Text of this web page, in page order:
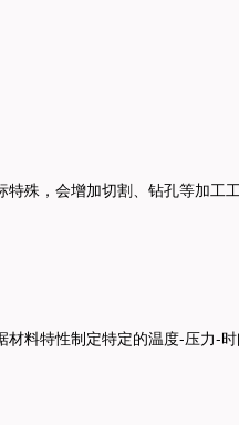
殊，会增加切割、钻孔等加工
料特性制定特定的温度-压力-